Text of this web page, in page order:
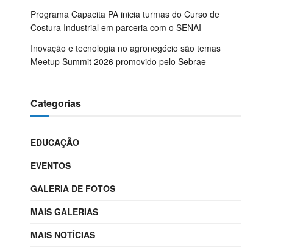
Programa Capacita PA inicia turmas do Curso de
Costura Industrial em parceria com o SENAI
Inovação e tecnologia no agronegócio são temas
Meetup Summit 2026 promovido pelo Sebrae
Categorias
EDUCAÇÃO
EVENTOS
GALERIA DE FOTOS
MAIS GALERIAS
MAIS NOTÍCIAS